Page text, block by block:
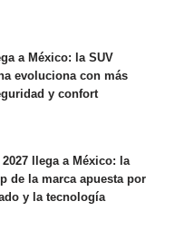
a México: la SUV
evoluciona con más
y confort
2027 llega a México: la
de la marca apuesta por
y la tecnología